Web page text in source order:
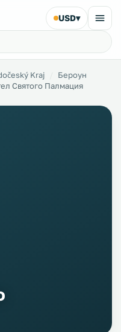
USD▾
Kraj
Бероун
Святого Палмация